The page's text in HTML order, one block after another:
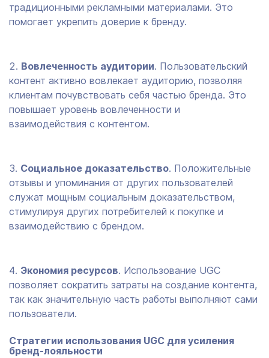
традиционными рекламными материалами. Это
помогает укрепить доверие к бренду.
Вовлеченность аудитории. Пользовательский
контент активно вовлекает аудиторию, позволяя
клиентам почувствовать себя частью бренда. Это
повышает уровень вовлеченности и
взаимодействия с контентом.
Социальное доказательство. Положительные
отзывы и упоминания от других пользователей
служат мощным социальным доказательством,
стимулируя других потребителей к покупке и
взаимодействию с брендом.
Экономия ресурсов. Использование UGC
позволяет сократить затраты на создание контента,
так как значительную часть работы выполняют сами
пользователи.
Стратегии использования UGC для усиления
бренд-лояльности